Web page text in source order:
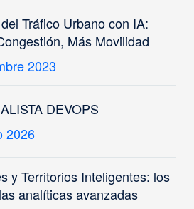
Tráfico Urbano con IA:
Más Movilidad
2023
DEVOPS
2026
y Territorios Inteligentes: los
analíticas avanzadas